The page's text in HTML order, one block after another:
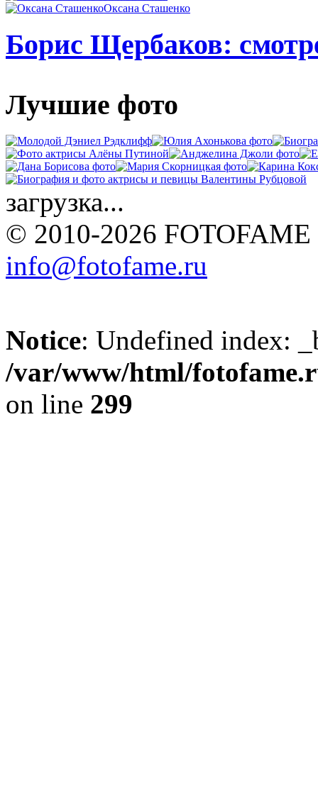
Оксана Сташенко
Борис Щербаков:
Лучшие фото
загрузка...
© 2010-2026 FOTOFAME
info@fotofame.ru
Notice: Undefined index:
/var/www/html/
on line 299